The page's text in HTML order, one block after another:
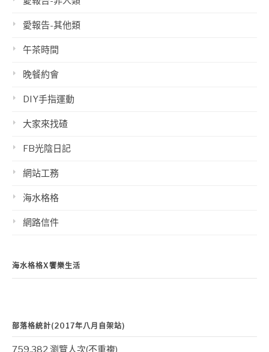
愛報告-其他類
午茶時間
晚餐約會
DIY手指運動
大家來找碴
FB光陰日記
網站工務
海水格格
網路信件
海水格格X饗樂生活
部落格統計(2017年八月自架站)
759,382 瀏覽人次(不重複)